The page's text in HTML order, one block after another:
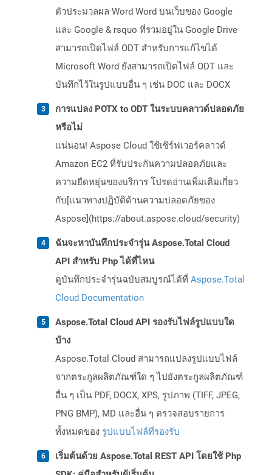
ตัวประมวลผล Word Word บนเว็บของ Google
และ Google & rsquo ที่รวมอยู่ใน Google Drive
สามารถเปิดไฟล์ ODT สำหรับการแก้ไขได้
Microsoft Word ยังสามารถเปิดไฟล์ ODT และ
บันทึกไว้ในรูปแบบอื่น ๆ เช่น DOC และ DOCX
การแปลง POTX to ODT ในระบบคลาวด์ปลอดภัย
หรือไม่
แน่นอน! Aspose Cloud ใช้เซิร์ฟเวอร์คลาวด์
Amazon EC2 ที่รับประกันความปลอดภัยและ
ความยืดหยุ่นของบริการ โปรดอ่านเพิ่มเติมเกี่ยว
กับ[แนวทางปฏิบัติด้านความปลอดภัยของ
Aspose](https://about.aspose.cloud/security)
ฉันจะหาบันทึกประจำรุ่น Aspose.Total Cloud
API สำหรับ Php ได้ที่ไหน
ดูบันทึกประจำรุ่นฉบับสมบูรณ์ได้ที่ Aspose.Total
Cloud Documentation
Aspose.Total Cloud API รองรับไฟล์รูปแบบใด
บ้าง
Aspose.Total Cloud สามารถแปลงรูปแบบไฟล์
จากตระกูลผลิตภัณฑ์ใด ๆ ไปยังตระกูลผลิตภัณฑ์
อื่น ๆ เป็น PDF, DOCX, XPS, รูปภาพ (TIFF, JPEG,
PNG BMP), MD และอื่น ๆ ตรวจสอบรายการ
ทั้งหมดของ รูปแบบไฟล์ที่รองรับ
เริ่มต้นด้วย Aspose.Total REST API โดยใช้ Php